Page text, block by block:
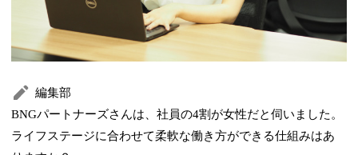
編集部
BNGパートナーズさんは、社員の4割が女性だと伺いました。
ライフステージに合わせて柔軟な働き方ができる仕組みはあ